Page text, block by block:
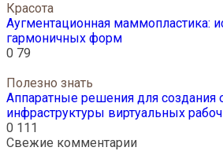
Красота
Аугментационная маммопластика:
гармоничных форм
0 79
Полезно знать
Аппаратные решения для создания
инфраструктуры виртуальных
0 111
Свежие комментарии